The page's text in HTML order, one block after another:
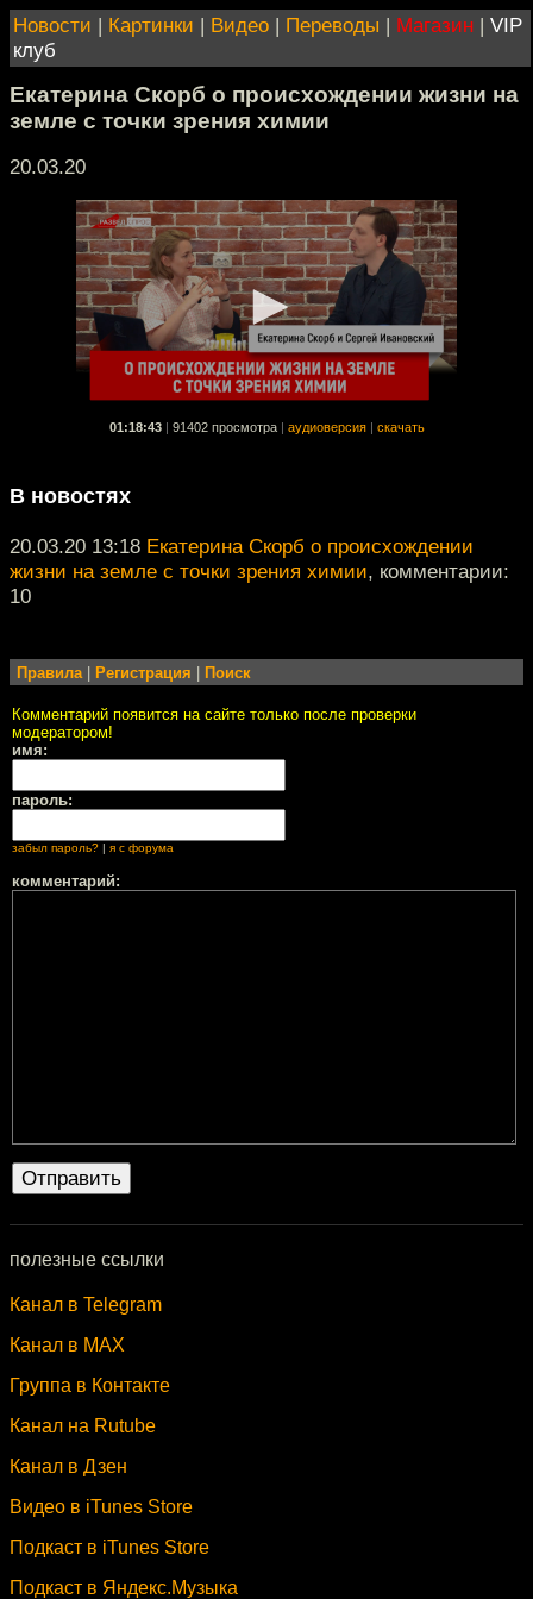
Новости | Картинки | Видео | Переводы | Магазин | VIP
клуб
Екатерина Скорб о происхождении жизни на
земле с точки зрения химии
20.03.20
01:18:43 91402 просмотра аудиоверсия скачать
В новостях
20.03.20 13:18 Екатерина Скорб о происхождении
жизни на земле с точки зрения химии, комментарии:
10
Правила| Регистрация Поиск
Комментарий появится на сайте только после проверки
модератором!
имя:
пароль:
забыл пароль? я с форума
комментарий:
полезные ссылки
Канал в Telegram
Канал в MAX
Группа в Контакте
Канал на Rutube
Канал в Дзен
Видео в iTunes Store
Подкаст в iTunes Store
Подкаст в Яндекс.Музыка